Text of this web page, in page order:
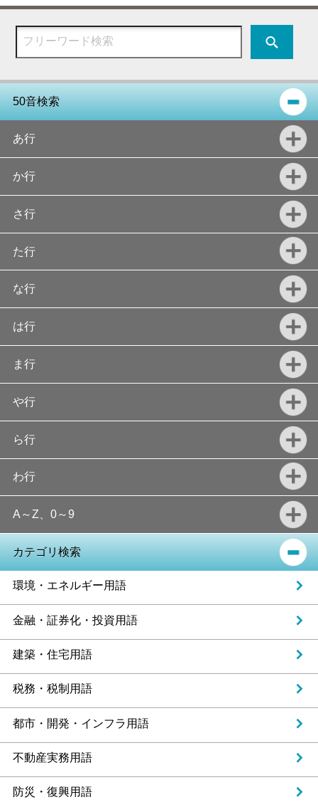
50音検索
あ行
か行
さ行
た行
な行
は行
ま行
や行
ら行
わ行
A～Z、0～9
カテゴリ検索
環境・エネルギー用語
金融・証券化・投資用語
建築・住宅用語
税務・税制用語
都市・開発・インフラ用語
不動産実務用語
防災・復興用語